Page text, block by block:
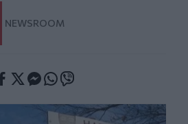
NEWSROOM